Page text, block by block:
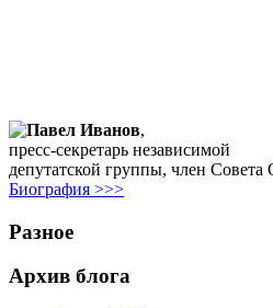
Павел Иванов,
пресс-секретарь независимой
депутатской группы, член
Биография >>>
Разное
Архив блога